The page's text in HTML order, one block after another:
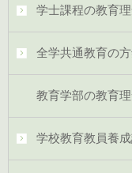
学士課程の教育
全学共通教育の
教育学部の教育
学校教育教員養